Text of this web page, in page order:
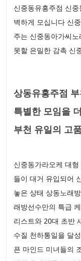
신중동유흥주점 신
벽하게 모십니다 신
주는 신중동아가씨
못할 은밀한 감촉 신
상동유흥주점
특별한 모임을
부천 유일의 고
신중동가라오케 대
들이 대거 유입되어
놓은 상태 상동노래
래방선수만의 특급
리스트와 20대 초반
수질 천하통일을 달
픈 마인드 미녀들의